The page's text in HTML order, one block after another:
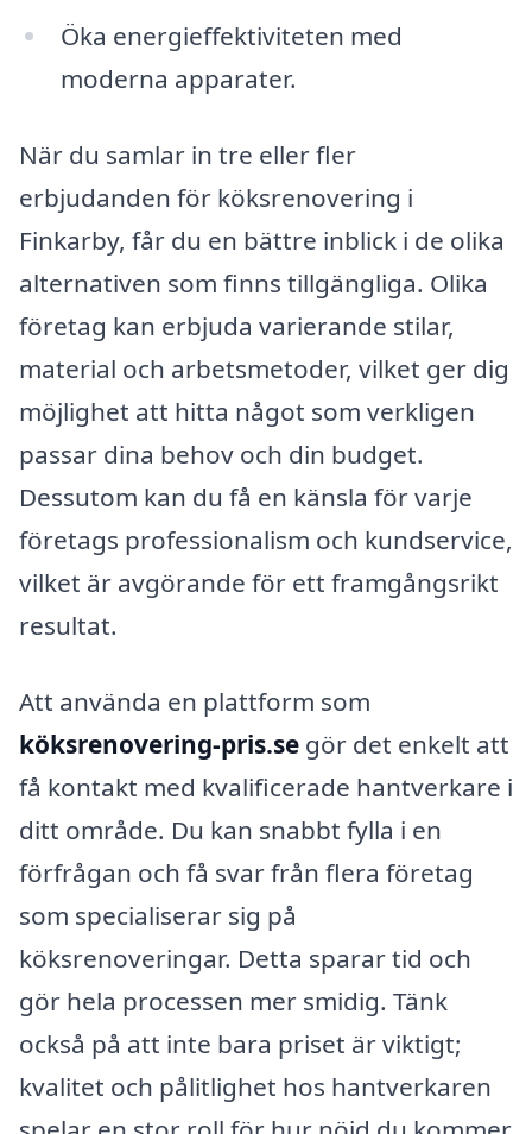
Öka energieffektiviteten med
moderna apparater.
När du samlar in tre eller fler
erbjudanden för köksrenovering i
Finkarby, får du en bättre inblick i de olika
alternativen som finns tillgängliga. Olika
företag kan erbjuda varierande stilar,
material och arbetsmetoder, vilket ger dig
möjlighet att hitta något som verkligen
passar dina behov och din budget.
Dessutom kan du få en känsla för varje
företags professionalism och kundservice,
vilket är avgörande för ett framgångsrikt
resultat.
Att använda en plattform som
köksrenovering-pris.se gör det enkelt att
få kontakt med kvalificerade hantverkare i
ditt område. Du kan snabbt fylla i en
förfrågan och få svar från flera företag
som specialiserar sig på
köksrenoveringar. Detta sparar tid och
gör hela processen mer smidig. Tänk
också på att inte bara priset är viktigt;
kvalitet och pålitlighet hos hantverkaren